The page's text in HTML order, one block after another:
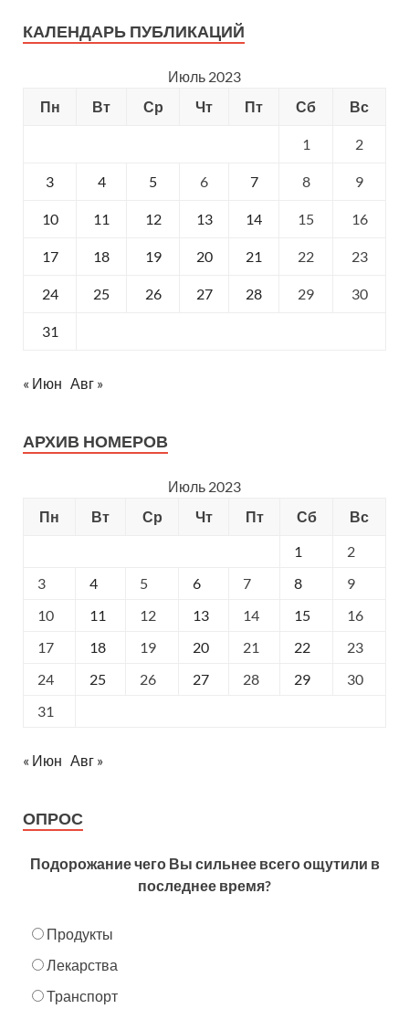
КАЛЕНДАРЬ ПУБЛИКАЦИЙ
Июль 2023
Пн
Вт Ср Чт Пт Сб Вс
1 2
3 4 5 6 7 8 9
10 11 12 13 14 15 16
17 18 19 20 21 22 23
24 25 26 27 28 29 30
31
« Июн Авг »
АРХИВ НОМЕРОВ
Июль 2023
Пн
Вт Ср Чт Пт Сб
Вс
1
2
3
4 5 6 7 8
9
10
11 12 13 14 15
16
17
18 19 20 21 22
23
24
25 26 27 28 29
30
31
« Июн Авг »
ОПРОС
Подорожание чего Вы сильнее всего ощутили в
последнее время?
Продукты
Лекарства
Транспорт